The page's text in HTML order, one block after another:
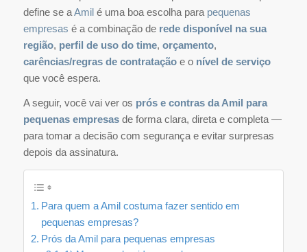
define se aAmilé uma boa escolha para pequenas
empresas é a combinação de rede disponível na sua
região, perfil de uso do time, orçamento,
carências/regras de contrataçãoe o nível de serviço
que você espera.
A seguir, você vai ver os prós e contras da Amil para
pequenas empresasde forma clara, direta e completa —
para tomar a decisão com segurança e evitar surpresas
depois da assinatura.
Para quem a Amil costuma fazer sentido em
pequenas empresas?
Prós da Amil para pequenas empresas